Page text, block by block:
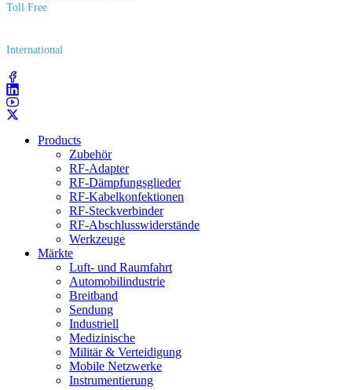
Toll Free
International
Products
Zubehör
RF-Adapter
RF-Dämpfungsglieder
RF-Kabelkonfektionen
RF-Steckverbinder
RF-Abschlusswiderstände
Werkzeuge
Märkte
Luft- und Raumfahrt
Automobilindustrie
Breitband
Sendung
Industriell
Medizinische
Militär & Verteidigung
Mobile Netzwerke
Instrumentierung